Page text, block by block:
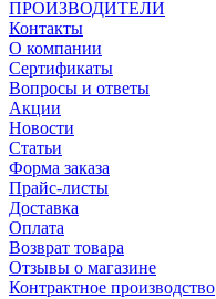
ПРОИЗВОДИТЕЛИ
Контакты
О компании
Сертификаты
Вопросы и ответы
Акции
Новости
Статьи
Форма заказа
Прайс-листы
Доставка
Оплата
Возврат товара
Отзывы о магазине
Контрактное производство